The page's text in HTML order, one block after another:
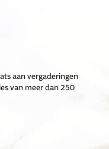
aan vergaderingen
van meer dan 250